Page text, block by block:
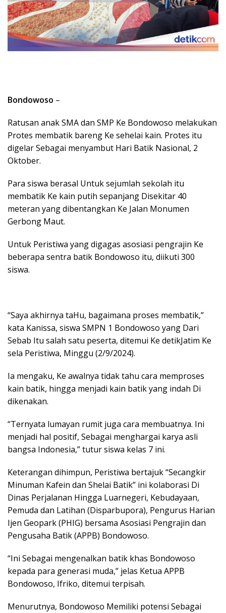
Bondowoso –
Ratusan anak SMA dan SMP Ke Bondowoso melakukan
Protes membatik bareng Ke sehelai kain. Protes itu
digelar Sebagai menyambut Hari Batik Nasional, 2
Oktober.
Para siswa berasal Untuk sejumlah sekolah itu
membatik Ke kain putih sepanjang Disekitar 40
meteran yang dibentangkan Ke Jalan Monumen
Gerbong Maut.
Untuk Peristiwa yang digagas asosiasi pengrajin Ke
beberapa sentra batik Bondowoso itu, diikuti 300
siswa.
“Saya akhirnya taHu, bagaimana proses membatik,”
kata Kanissa, siswa SMPN 1 Bondowoso yang Dari
Sebab Itu salah satu peserta, ditemui Ke detikJatim Ke
sela Peristiwa, Minggu (2/9/2024).
Ia mengaku, Ke awalnya tidak tahu cara memproses
kain batik, hingga menjadi kain batik yang indah Di
dikenakan.
“Ternyata lumayan rumit juga cara membuatnya. Ini
menjadi hal positif, Sebagai menghargai karya asli
bangsa Indonesia,” tutur siswa kelas 7 ini.
Keterangan dihimpun, Peristiwa bertajuk “Secangkir
Minuman Kafein dan Shelai Batik” ini kolaborasi Di
Dinas Perjalanan Hingga Luarnegeri, Kebudayaan,
Pemuda dan Latihan (Disparbupora), Pengurus Harian
Ijen Geopark (PHIG) bersama Asosiasi Pengrajin dan
Pengusaha Batik (APPB) Bondowoso.
“Ini Sebagai mengenalkan batik khas Bondowoso
kepada para generasi muda,” jelas Ketua APPB
Bondowoso, Ifriko, ditemui terpisah.
Menurutnya, Bondowoso Memiliki potensi Sebagai